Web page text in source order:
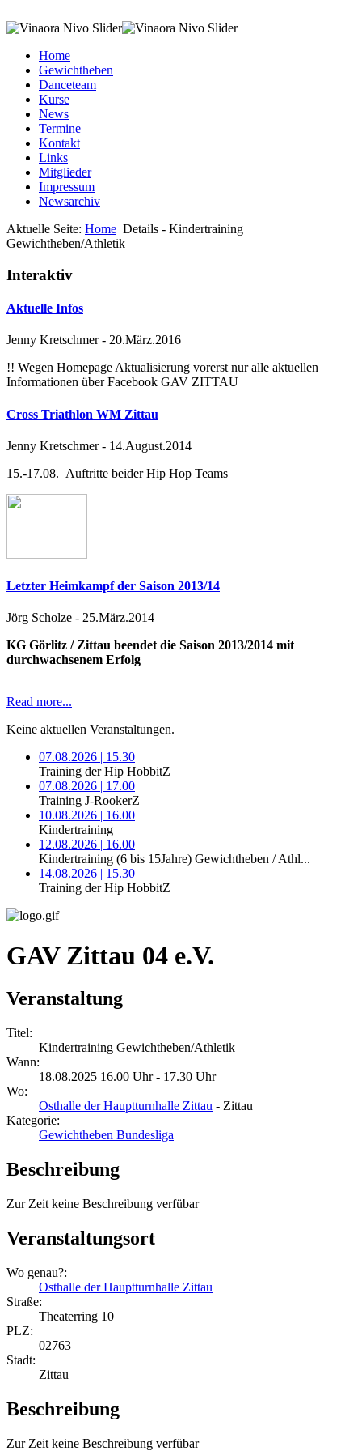
Home
Gewichtheben
Danceteam
Kurse
News
Termine
Kontakt
Links
Mitglieder
Impressum
Newsarchiv
Aktuelle Seite: Home Details - Kindertraining
Gewichtheben/Athletik
Interaktiv
Aktuelle Infos
Jenny Kretschmer- 20.März.2016
!! Wegen Homepage Aktualisierung vorerst nur alle aktuellen
Informationen über Facebook GAV ZITTAU
Cross Triathlon WM Zittau
Jenny Kretschmer- 14.August.2014
15.-17.08. Auftritte beider Hip Hop Teams
Letzter Heimkampf der Saison 2013/14
Jörg Scholze - 25.März.2014
KG Görlitz / Zittau beendet die Saison 2013/2014 mit
durchwachsenem Erfolg
Read more...
Keine aktuellen Veranstaltungen.
07.08.2026 | 15.30
Training der Hip HobbitZ
07.08.2026 | 17.00
Training J-RookerZ
10.08.2026 | 16.00
Kindertraining
12.08.2026 | 16.00
Kindertraining (6 bis 15Jahre) Gewichtheben / Athl...
14.08.2026 | 15.30
Training der Hip HobbitZ
GAV Zittau 04 e.V.
Veranstaltung
Titel:
Kindertraining Gewichtheben/Athletik
Wann:
18.08.2025 16.00 Uhr - 17.30 Uhr
Wo:
Osthalle der Hauptturnhalle Zittau - Zittau
Kategorie:
Gewichtheben Bundesliga
Beschreibung
Zur Zeit keine Beschreibung verfübar
Veranstaltungsort
Wo genau?:
Osthalle der Hauptturnhalle Zittau
Straße:
Theaterring 10
PLZ:
02763
Stadt:
Zittau
Beschreibung
Zur Zeit keine Beschreibung verfübar